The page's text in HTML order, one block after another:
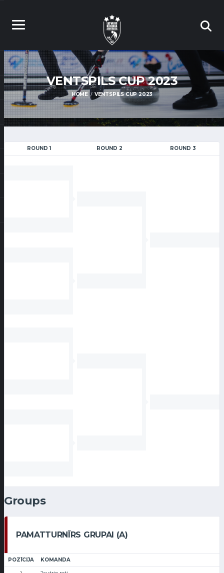
VENTSPILS CUP 2023
HOME VENTSPILS CUP 2023
ROUND 1 ROUND 2 ROUND 3
Groups
PAMATTURNĪRS GRUPAI (A)
POZĪCIJA KOMANDA